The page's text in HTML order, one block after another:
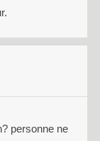
personne ne